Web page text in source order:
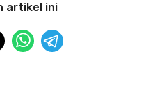
artikel ini